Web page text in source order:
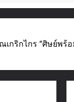
กริกไกร “ศิษย์พ